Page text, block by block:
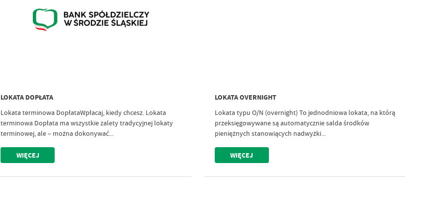
LOKATA DOPŁATA
Lokata terminowa DopłataWpłacaj, kiedy chcesz. Lokata
terminowa Dopłata ma wszystkie zalety tradycyjnej lokaty
terminowej, ale – można dokonywać...
WIĘCEJ
LOKATA OVERNIGHT
Lokata typu O/N (overnight) To jednodniowa lokata, na którą
przeksięgowywane są automatycznie salda środków
pieniężnych stanowiących nadwyżki...
WIĘCEJ